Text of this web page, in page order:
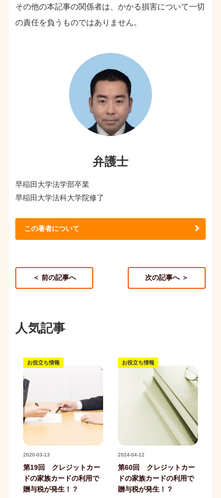
その他の本記事の関係者は、かかる損害について一切
の責任を負うものではありません。
弁護士
早稲田大学法学部卒業
早稲田大学法科大学院修了
この著者について
＜ 前の記事へ 次の記事へ ＞
人気記事
お役立ち情報
2020-03-13
第19回 クレジットカー
ドの家族カードの利用で
贈与税が発生！？
お役立ち情報
2024-04-12
第60回 クレジットカー
ドの家族カードの利用で
贈与税が発生！？